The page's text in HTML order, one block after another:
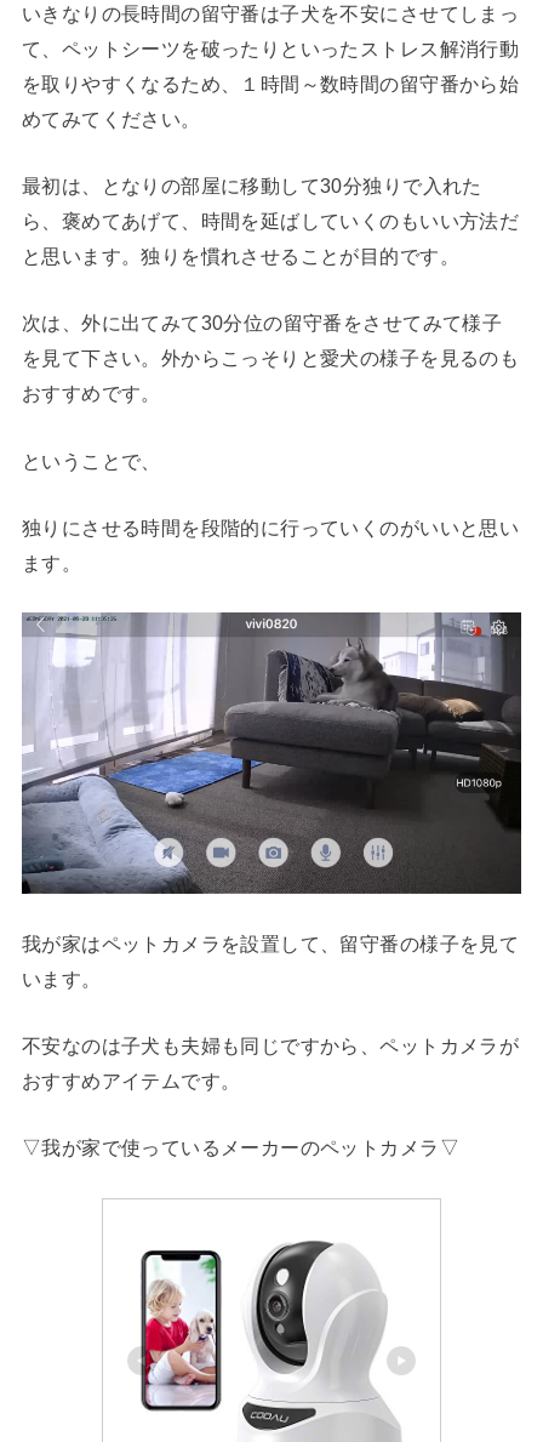
いきなりの長時間の留守番は子犬を不安にさせてしまっ
て、ペットシーツを破ったりといったストレス解消行動
を取りやすくなるため、１時間～数時間の留守番から始
めてみてください。
最初は、となりの部屋に移動して30分独りで入れた
ら、褒めてあげて、時間を延ばしていくのもいい方法だ
と思います。独りを慣れさせることが目的です。
次は、外に出てみて30分位の留守番をさせてみて様子
を見て下さい。外からこっそりと愛犬の様子を見るのも
おすすめです。
ということで、
独りにさせる時間を段階的に行っていくのがいいと思い
ます。
我が家はペットカメラを設置して、留守番の様子を見て
います。
不安なのは子犬も夫婦も同じですから、ペットカメラが
おすすめアイテムです。
▽我が家で使っているメーカーのペットカメラ▽